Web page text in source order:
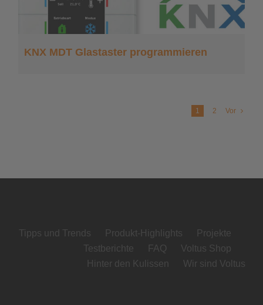
KNX MDT Glastaster programmieren
1 2 Vor
Tipps und Trends Produkt-Highlights
Projekte
Testberichte
FAQ
Voltus Shop
Hinter den Kulissen
Wir sind Voltus